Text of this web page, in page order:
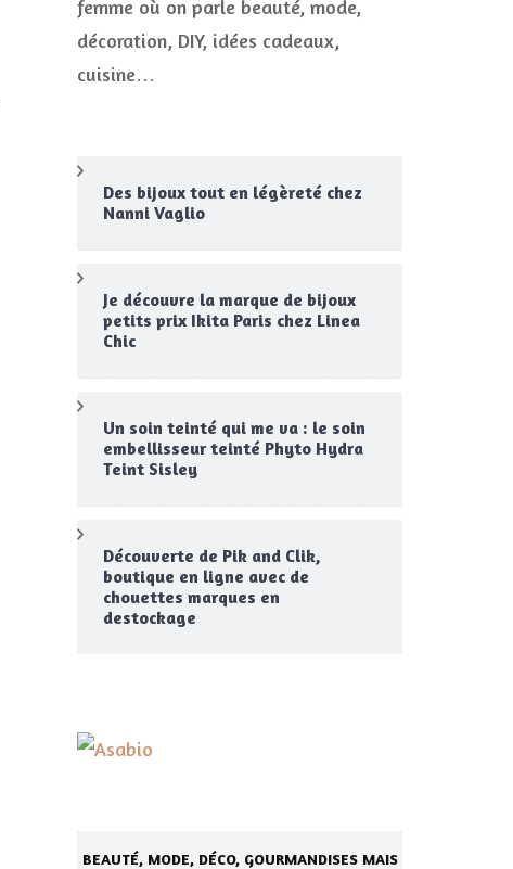
JEUX CONCOURS
femme où on parle beauté, mode,
décoration, DIY, idées cadeaux,
cuisine…
Des bijoux tout en légèreté chez
Nanni Vaglio
Je découvre la marque de bijoux
petits prix Ikita Paris chez Linea
Chic
Un soin teinté qui me va : le soin
embellisseur teinté Phyto Hydra
Teint Sisley
Découverte de Pik and Clik,
boutique en ligne avec de
chouettes marques en
destockage
BEAUTÉ, MODE, DÉCO, GOURMANDISES MAIS